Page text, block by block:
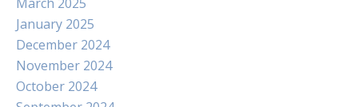
January 2025
December 2024
November 2024
October 2024